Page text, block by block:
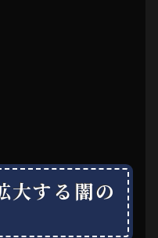
大する闇の